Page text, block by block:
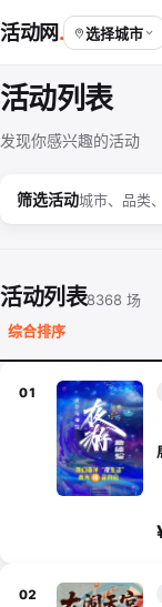
活动网 选择城市
活动列表
发现你感兴趣的活动
筛选活动城市、品类
活动列表8368 场
综合排序
01
02